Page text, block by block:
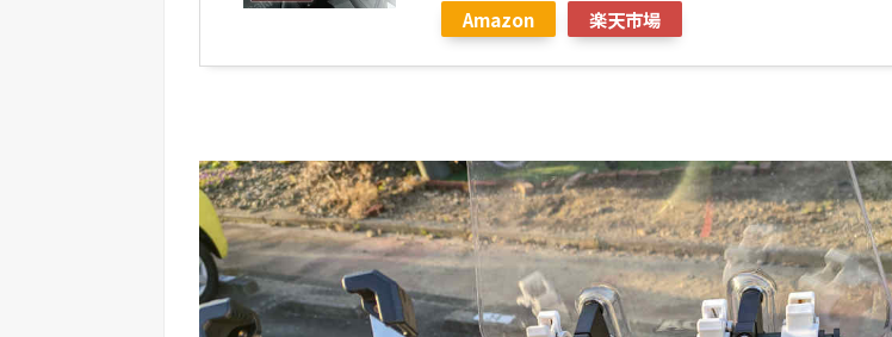
Amazon 楽天市場